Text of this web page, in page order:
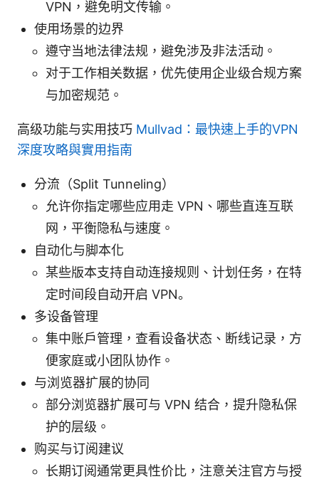
VPN，避免明文传输。
使用场景的边界
遵守当地法律法规，避免涉及非法活动。
对于工作相关数据，优先使用企业级合规方案
与加密规范。
高级功能与实用技巧 Mullvad：最快速上手的VPN
深度攻略與實用指南
分流（Split Tunneling）
允许你指定哪些应用走 VPN、哪些直连互联
网，平衡隐私与速度。
自动化与脚本化
某些版本支持自动连接规则、计划任务，在特
定时间段自动开启 VPN。
多设备管理
集中账户管理，查看设备状态、断线记录，方
便家庭或小团队协作。
与浏览器扩展的协同
部分浏览器扩展可与 VPN 结合，提升隐私保
护的层级。
购买与订阅建议
长期订阅通常更具性价比，注意关注官方与授